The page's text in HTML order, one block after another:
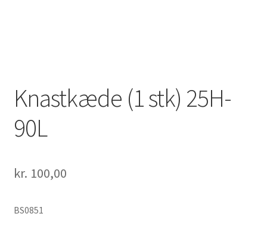
Knastkæde (1 stk) 25H-
90L
kr. 100,00
BS0851